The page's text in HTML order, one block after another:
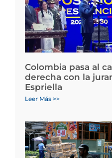
Colombia pasa al
derecha con la
Espriella
Leer Más >>